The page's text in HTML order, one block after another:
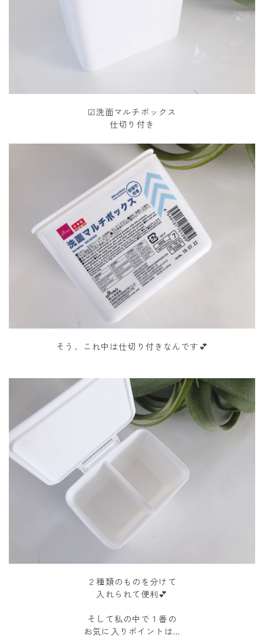
☑︎洗面マルチボックス
仕切り付き
そう、これ中は仕切り付きなんです💕
２種類のものを分けて
入れられて便利💕
そして私の中で１番の
お気に入りポイントは…